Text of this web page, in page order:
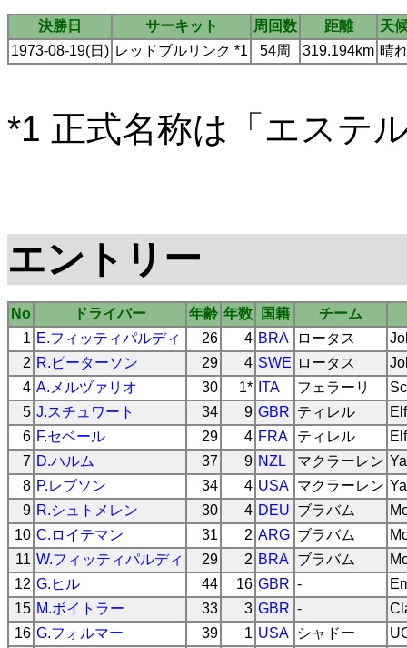
決勝日 サーキット 周回数 距離
天
1973-08-19(日) レッドブルリンク *1 54周 319.194km 晴
*1 正式名称は「エステ
エントリー
No ドライバー 年齢 年数 国籍
チーム
1 E.フィッティパルディ 26 4 BRA ロータス
2 R.ピーターソン 29 4 SWE ロータス
4 A.メルヅァリオ 30 1* ITA フェラーリ
5 J.スチュワート 34 9 GBR ティレル
6 F.セベール 29 4 FRA ティレル
7 D.ハルム 37 9 NZL マクラーレン
8 P.レブソン 34 4 USA マクラーレン
9 R.シュトメレン 30 4 DEU ブラバム
10 C.ロイテマン 31 2 ARG ブラバム
11 W.フィッティパルディ 29 2 BRA ブラバム
12 G.ヒル 44 16 GBR -
15 M.ボイトラー 33 3 GBR -
16 G.フォルマー 39 1 USA シャドー